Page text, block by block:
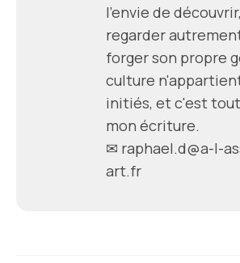
l'envie de
regarder
forger son propre
culture
initiés, et c'est
mon écriture.
✉ raphael.d@a-l-
art.fr